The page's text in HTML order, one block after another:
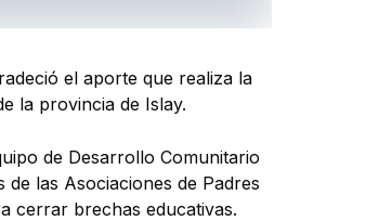
el aporte que realiza la
la provincia de Islay.
de Desarrollo Comunitario
las Asociaciones de Padres
cerrar brechas educativas.